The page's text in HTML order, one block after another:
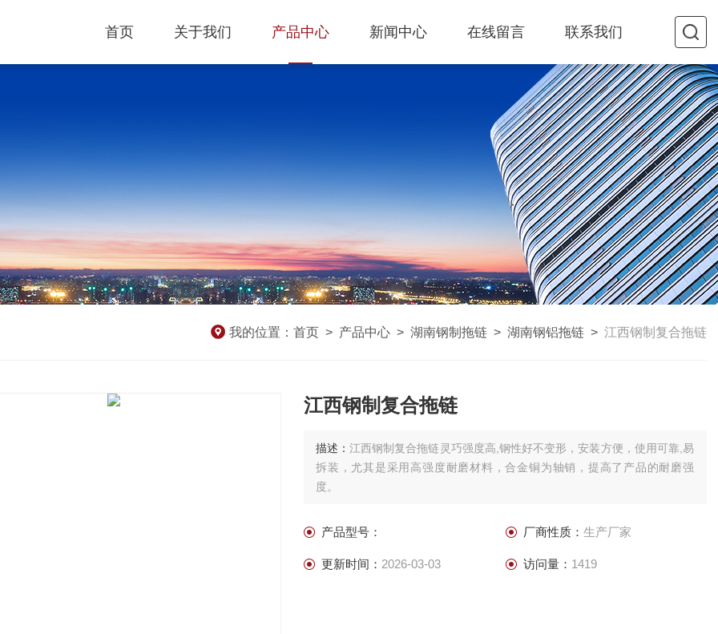
首页 关于我们 产品中心 新闻中心 在线留言 联系我们
我的位置： 首页 > 产品中心 > 湖南钢制拖链 > 湖南钢铝拖链 > 江西钢制复合拖链
江西钢制复合拖链
描述：江西钢制复合拖链灵巧强度高,钢性好不变形，安装方便，使用可靠,易
拆装，尤其是采用高强度耐磨材料，合金铜为轴销，提高了产品的耐磨强
度。
产品型号： 厂商性质： 生产厂家
更新时间： 2026-03-03 访问量： 1419